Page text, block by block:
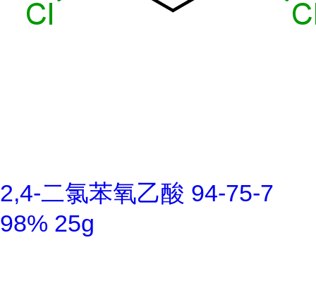
2,4-二氯苯氧乙酸 94-75-7
98% 25g